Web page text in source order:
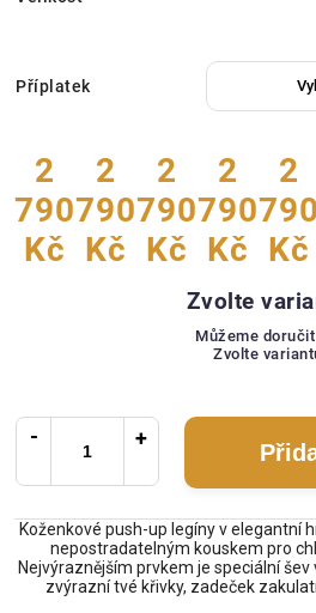
Příplatek
2
790
Kč
2
790
Kč
2
790
Kč
2
790
Kč
2
790
Kč
Zvolte
Můžeme
Zvolte
Koženkové push-up legíny v elegantní
nepostradatelným kouskem pro
Nejvýraznějším prvkem je speciální
zvýrazní tvé křivky, zadeček